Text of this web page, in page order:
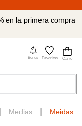
en la primera compra
4
Bonus Favoritos
Medias
Meidas